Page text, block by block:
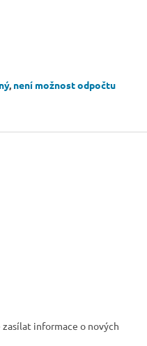
, není možnost odpočtu
informace o nových